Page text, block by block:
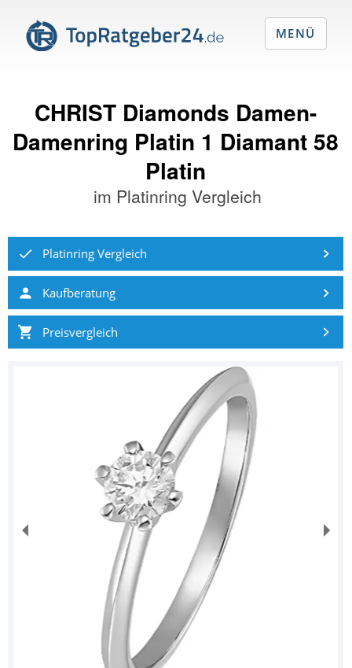
CHRIST Diamonds Damen-
Damenring Platin 1 Diamant 58
Platin
im Platinring Vergleich
Platinring Vergleich
Kaufberatung
Preisvergleich
MENÜ